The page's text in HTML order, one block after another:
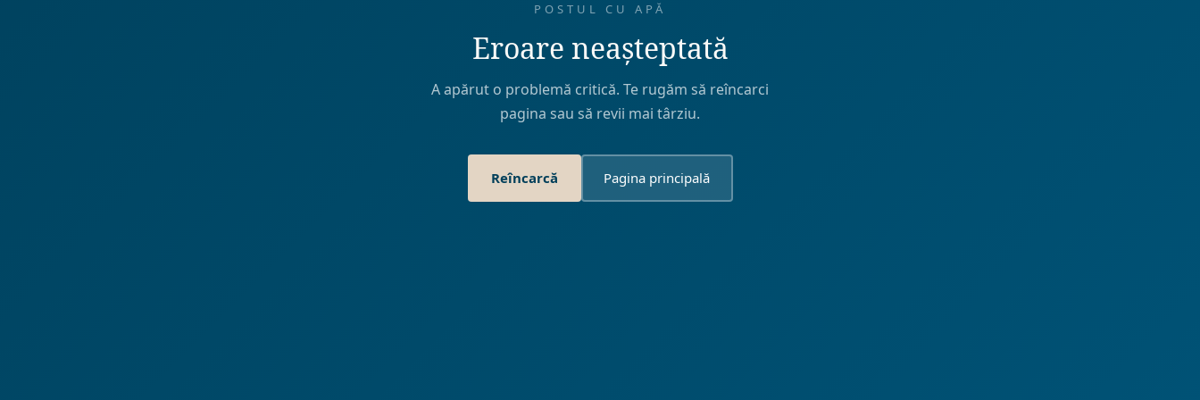
POSTUL CU APĂ
Eroare neașteptată
A apărut o problemă critică. Te rugăm să reîncarci
pagina sau să revii mai târziu.
Reîncarcă Pagina principală